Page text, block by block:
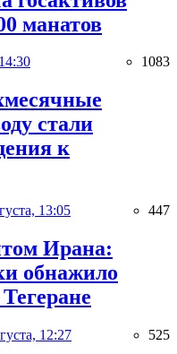
манатов
1083
стали
к
13:05 447
Ирана:
обнажило
12:27 525